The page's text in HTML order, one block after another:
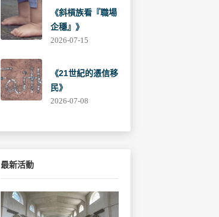
《斜槓族看『職場
企穩』》
2026-07-15
《21世紀的憑信移
民》
2026-07-08
最新活動